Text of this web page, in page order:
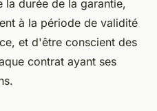
la durée de la garantie,
à la période de validité
et d'être conscient des
contrat ayant ses